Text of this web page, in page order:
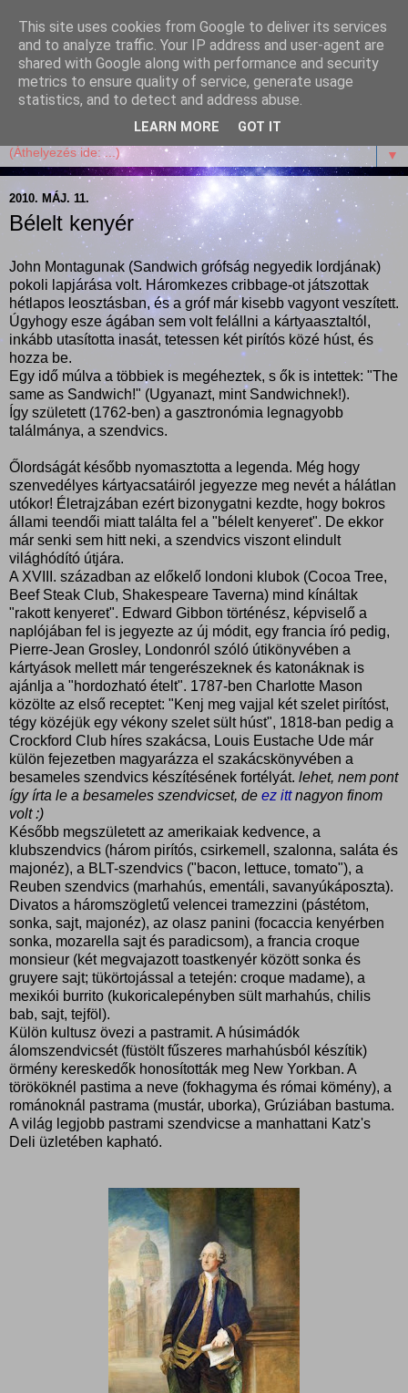
Garffyka
Szösszenetek a konyhámból, az életemből. Mosollyal,
receptekkel, vidámsággal, marcipánnal, csokival.
▼
2010. MÁJ. 11.
Bélelt kenyér
John Montagunak (Sandwich grófság negyedik lordjának)
pokoli lapjárása volt. Háromkezes cribbage-ot játszottak
hétlapos leosztásban, és a gróf már kisebb vagyont veszített.
Úgyhogy esze ágában sem volt felállni a kártyaasztaltól,
inkább utasította inasát, tetessen két pirítós közé húst, és
hozza be.
Egy idő múlva a többiek is megéheztek, s ők is intettek: "The
same as Sandwich!" (Ugyanazt, mint Sandwichnek!).
Így született (1762-ben) a gasztronómia legnagyobb
találmánya, a szendvics.
Őlordságát később nyomasztotta a legenda. Még hogy
szenvedélyes kártyacsatáiról jegyezze meg nevét a hálátlan
utókor! Életrajzában ezért bizonygatni kezdte, hogy bokros
állami teendői miatt találta fel a "bélelt kenyeret". De ekkor
már senki sem hitt neki, a szendvics viszont elindult
világhódító útjára.
A XVIII. században az előkelő londoni klubok (Cocoa Tree,
Beef Steak Club, Shakespeare Taverna) mind kínáltak
"rakott kenyeret". Edward Gibbon történész, képviselő a
naplójában fel is jegyezte az új módit, egy francia író pedig,
Pierre-Jean Grosley, Londonról szóló útikönyvében a
kártyások mellett már tengerészeknek és katonáknak is
ajánlja a "hordozható ételt". 1787-ben Charlotte Mason
közölte az első receptet: "Kenj meg vajjal két szelet pirítóst,
tégy közéjük egy vékony szelet sült húst", 1818-ban pedig a
Crockford Club híres szakácsa, Louis Eustache Ude már
külön fejezetben magyarázza el szakácskönyvében a
besameles szendvics készítésének fortélyát. lehet, nem pont
így írta le a besameles szendvicset, de ez ittnagyon finom
volt :)
Később megszületett az amerikaiak kedvence, a
klubszendvics (három pirítós, csirkemell, szalonna, saláta és
majonéz), a BLT-szendvics ("bacon, lettuce, tomato"), a
Reuben szendvics (marhahús, ementáli, savanyúkáposzta).
Divatos a háromszögletű velencei tramezzini (pástétom,
sonka, sajt, majonéz), az olasz panini (focaccia kenyérben
sonka, mozarella sajt és paradicsom), a francia croque
monsieur (két megvajazott toastkenyér között sonka és
gruyere sajt; tükörtojással a tetején: croque madame), a
mexikói burrito (kukoricalepényben sült marhahús, chilis
bab, sajt, tejföl).
Külön kultusz övezi a pastramit. A húsimádók
álomszendvicsét (füstölt fűszeres marhahúsból készítik)
örmény kereskedők honosították meg New Yorkban. A
törököknél pastima a neve (fokhagyma és római kömény), a
románoknál pastrama (mustár, uborka), Grúziában bastuma.
A világ legjobb pastrami szendvicse a manhattani Katz's
Deli üzletében kapható.
This site uses cookies from Google to deliver its services
and to analyze traffic. Your IP address and user-agent are
shared with Google along with performance and security
metrics to ensure quality of service, generate usage
statistics, and to detect and address abuse.
LEARN MORE GOT IT